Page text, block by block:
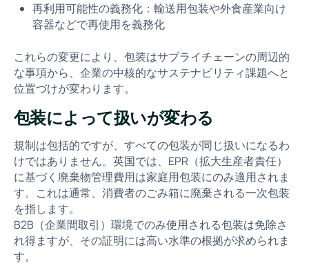
再利用可能性の義務化：輸送用包装や外食産業向け
容器などで再使用を義務化
これらの変更により、包装はサプライチェーンの周辺的
な事項から、企業の中核的なサステナビリティ課題へと
位置づけが変わります。
包装によって扱いが変わる
規制は包括的ですが、すべての包装が同じ扱いになるわ
けではありません。英国では、EPR（拡大生産者責任）
に基づく廃棄物管理費用は家庭用包装にのみ適用されま
す。これは通常、消費者のごみ箱に廃棄される一次包装
を指します。
B2B（企業間取引）環境でのみ使用される包装は免除さ
れ得ますが、その証明には高い水準の根拠が求められま
す。